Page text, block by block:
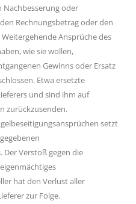
Nachbesserung oder
Rechnungsbetrag oder den
Ansprüche des
wie sie wollen,
Gewinns oder Ersatz
Etwa ersetzte
und sind ihm auf
zurückzusenden.
setzt
Verstoß gegen die
hat den Verlust aller
zur Folge.